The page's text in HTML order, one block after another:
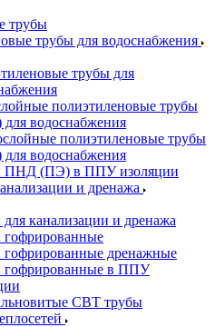
трубы
трубы для водоснабжения
трубы для
полиэтиленовые трубы
водоснабжения
полиэтиленовые трубы
водоснабжения
ПНД (ПЭ) в ППУ изоляции
и дренажа
канализации и дренажа
гофрированные
гофрированные дренажные
гофрированные в ППУ
СВТ трубы